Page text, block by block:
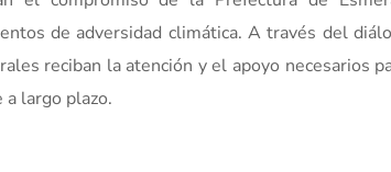
de adversidad climática. A través del
reciban la atención y el apoyo necesarios
largo plazo.